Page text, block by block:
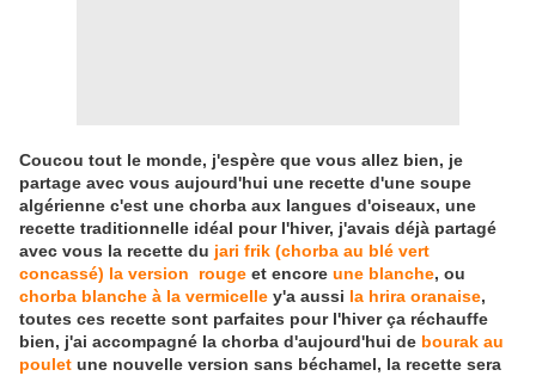
Coucou tout le monde, j'espère que vous allez bien, je
partage avec vous aujourd'hui une recette d'une soupe
algérienne c'est une chorba aux langues d'oiseaux, une
recette traditionnelle idéal pour l'hiver, j'avais déjà partagé
avec vous la recette du jari frik (chorba au blé vert
concassé) la version rouge et encore une blanche, ou
chorba blanche à la vermicelle y'a aussi la hrira oranaise,
toutes ces recette sont parfaites pour l'hiver ça réchauffe
bien, j'ai accompagné la chorba d'aujourd'hui de bourak au
poulet une nouvelle version sans béchamel, la recette sera